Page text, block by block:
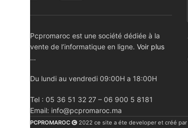
Pcpromaroc est une société dédiée à la
vente de l’informatique en ligne. Voir plus
…
Du lundi au vendredi 09:00H a 18:00H
Tel : 05 36 51 32 27 – 06 900 5 8181
Email: info@pcpromaroc.ma
PCPROMAROC 2022 ce site a éte developer et créé par